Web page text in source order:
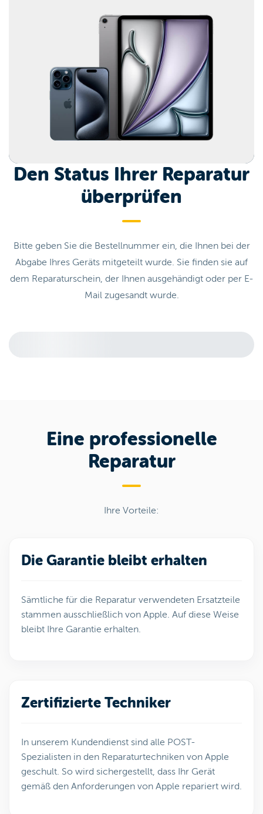
Den Status Ihrer Reparatur
überprüfen
Bitte geben Sie die Bestellnummer ein, die Ihnen bei der
Abgabe Ihres Geräts mitgeteilt wurde. Sie finden sie auf
dem Reparaturschein, der Ihnen ausgehändigt oder per E-
Mail zugesandt wurde.
Eine professionelle
Reparatur
Ihre Vorteile:
Die Garantie bleibt erhalten
Sämtliche für die Reparatur verwendeten Ersatzteile
stammen ausschließlich von Apple. Auf diese Weise
bleibt Ihre Garantie erhalten.
Zertifizierte Techniker
In unserem Kundendienst sind alle POST-
Spezialisten in den Reparaturtechniken von Apple
geschult. So wird sichergestellt, dass Ihr Gerät
gemäß den Anforderungen von Apple repariert wird.